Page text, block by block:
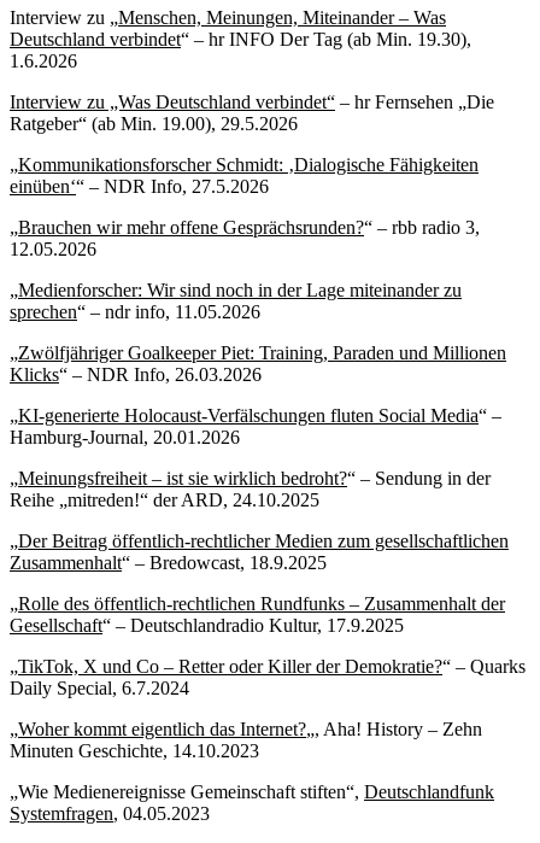
Interview zu „Menschen, Meinungen, Miteinander – Was
Deutschland verbindet“ – hr INFO Der Tag (ab Min. 19.30),
1.6.2026
Interview zu „Was Deutschland verbindet“ – hr Fernsehen „Die
Ratgeber“ (ab Min. 19.00), 29.5.2026
„Kommunikationsforscher Schmidt: ‚Dialogische Fähigkeiten
einüben‘“ – NDR Info, 27.5.2026
„Brauchen wir mehr offene Gesprächsrunden?“ – rbb radio 3,
12.05.2026
„Medienforscher: Wir sind noch in der Lage miteinander zu
sprechen“ – ndr info, 11.05.2026
„Zwölfjähriger Goalkeeper Piet: Training, Paraden und Millionen
Klicks“ – NDR Info, 26.03.2026
„KI-generierte Holocaust-Verfälschungen fluten Social Media“ –
Hamburg-Journal, 20.01.2026
„Meinungsfreiheit – ist sie wirklich bedroht?“ – Sendung in der
Reihe „mitreden!“ der ARD, 24.10.2025
„Der Beitrag öffentlich-rechtlicher Medien zum gesellschaftlichen
Zusammenhalt“ – Bredowcast, 18.9.2025
„Rolle des öffentlich-rechtlichen Rundfunks – Zusammenhalt der
Gesellschaft“ – Deutschlandradio Kultur, 17.9.2025
„TikTok, X und Co – Retter oder Killer der Demokratie?“ – Quarks
Daily Special, 6.7.2024
„Woher kommt eigentlich das Internet?„, Aha! History – Zehn
Minuten Geschichte, 14.10.2023
„Wie Medienereignisse Gemeinschaft stiften“, Deutschlandfunk
Systemfragen, 04.05.2023